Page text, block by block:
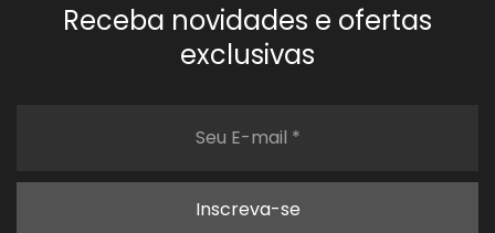
Receba novidades e ofertas
exclusivas